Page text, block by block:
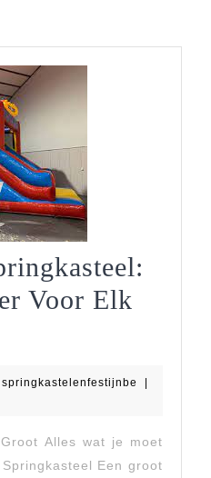
Voor Elk
springkastelenfestijnbe
|
Alles wat je moet
Een groot